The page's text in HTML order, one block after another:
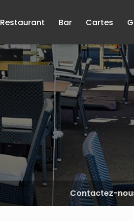
Restaurant Bar Cartes
Contactez-